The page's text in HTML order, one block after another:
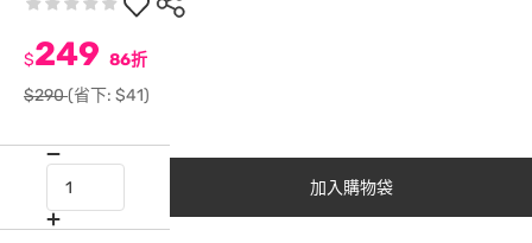
$249 86折
$290(省下: $41)
加入購物袋